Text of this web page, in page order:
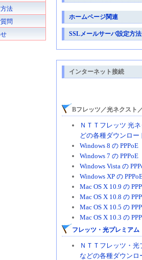
法
問
ホームページ関連
SSLメールサーバ設定方法
インターネット接続
Bフレッツ／光ネクスト
ＮＴＴフレッツ 光
どの各種ダウンロー
Windows 8 の PPPoE
Windows 7 の PPPoE
Windows Vista の
Windows XP の
Mac OS X 10.9 の
Mac OS X 10.8 の
Mac OS X 10.5 の
Mac OS X 10.3 の
フレッツ・光プレミア
ＮＴＴフレッツ・
などの各種ダウンロ